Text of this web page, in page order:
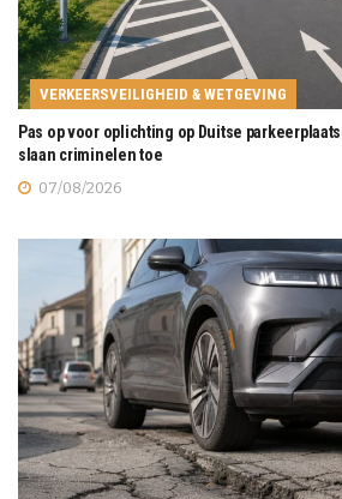
VERKEERSVEILIGHEID & WETGEVING
Pas op voor oplichting op Duitse
slaan criminelen toe
07/08/2026